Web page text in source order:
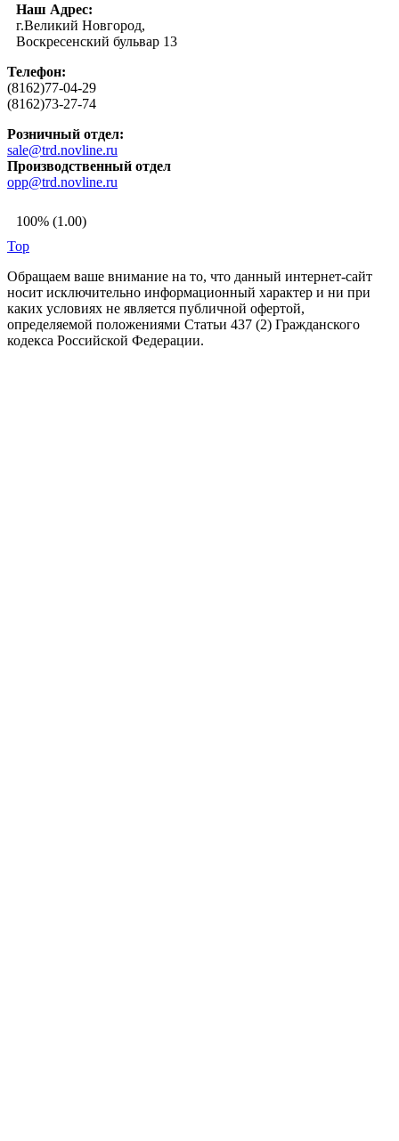
Наш Адрес:
г.Великий Новгород,
Воскресенский бульвар 13
Телефон:
(8162)77-04-29
(8162)73-27-74
Розничный отдел:
sale@trd.novline.ru
Производственный отдел
opp@trd.novline.ru
100% (1.00)
Top
Обращаем ваше внимание на то, что данный интернет-сайт
носит исключительно информационный характер и ни при
каких условиях не является публичной офертой,
определяемой положениями Статьи 437 (2) Гражданского
кодекса Российской Федерации.